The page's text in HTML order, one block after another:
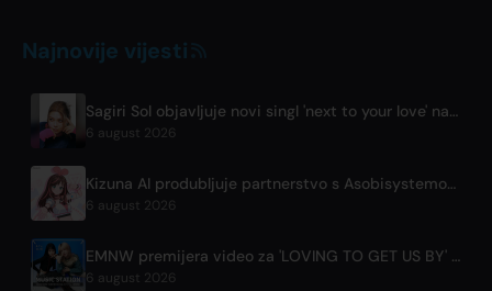
Najnovije vijesti
Sagiri Sol objavljuje novi singl 'next to your love' nakon pauze
6 august 2026
Kizuna AI produbljuje partnerstvo s Asobisystemom uoči 10. obljetnice svjetske turneje
6 august 2026
EMNW premijera video za 'LOVING TO GET US BY' 7. augusta
6 august 2026